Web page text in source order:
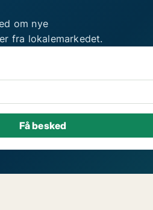
om nye
fra lokalemarkedet.